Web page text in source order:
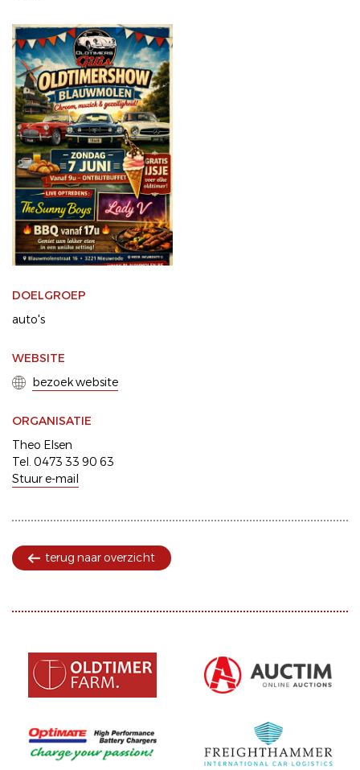
DOELGROEP
auto's
WEBSITE
bezoek website
ORGANISATIE
Theo Elsen
Tel. 0473 33 90 63
Stuur e-mail
terug naar overzicht